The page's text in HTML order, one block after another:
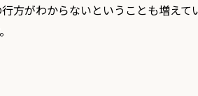
方がわからないということも増え